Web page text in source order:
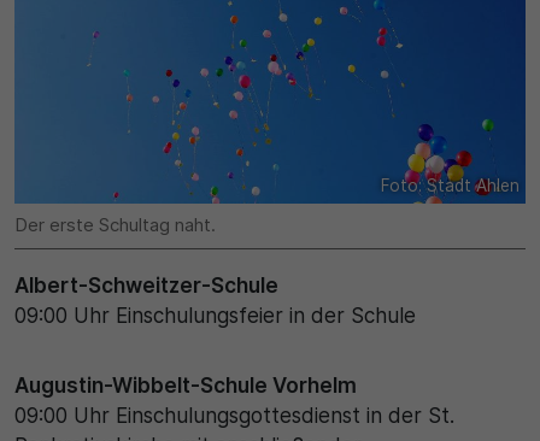
Foto: Stadt Ahlen
Der erste Schultag naht.
Albert-Schweitzer-Schule
09:00 Uhr Einschulungsfeier in der Schule
Augustin-Wibbelt-Schule Vorhelm
09:00 Uhr Einschulungsgottesdienst in der St.
SgCookieOptin.lastPreferences
Cookie Consent / Ahlen
Laufzeit
Zweck
Unter anderem eine zufällig generierte ID, für die
historische Speicherung Ihrer vorgenommen
Laufzeit
Wird für statistische Zwecke verwendet, um Details
wie die eindeutige Besucher-ID zu speichern.
Name
_pk_ses\..*$
Anbieter